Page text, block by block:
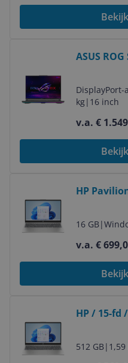
ASUS
kg| 16 inch
v.a. €
HP
16 GB|
v.a. €
HP / 15-fd
512 GB| 1,59